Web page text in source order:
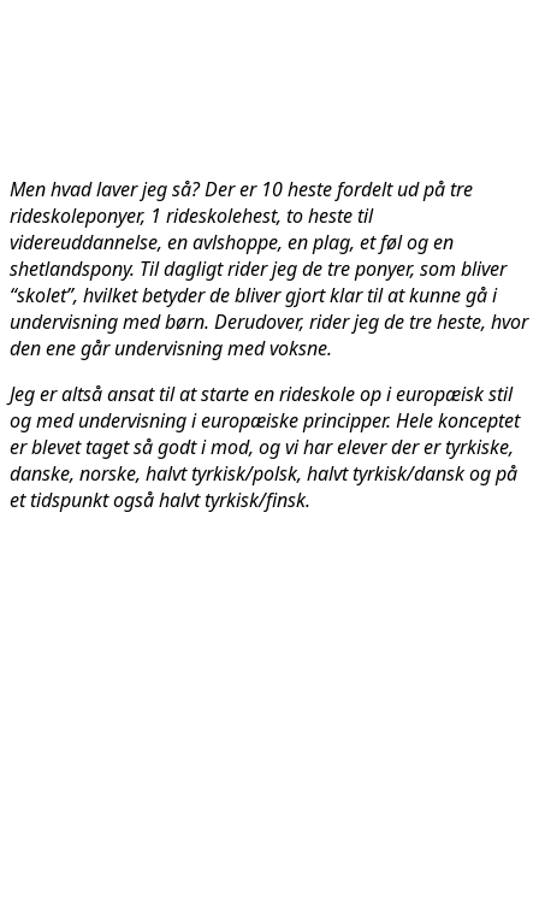
Men hvad laver jeg så? Der er 10 heste fordelt ud på tre
rideskoleponyer, 1 rideskolehest, to heste til
videreuddannelse, en avlshoppe, en plag, et føl og en
shetlandspony. Til dagligt rider jeg de tre ponyer, som bliver
“skolet”, hvilket betyder de bliver gjort klar til at kunne gå i
undervisning med børn. Derudover, rider jeg de tre heste, hvor
den ene går undervisning med voksne.
Jeg er altså ansat til at starte en rideskole op i europæisk stil
og med undervisning i europæiske principper. Hele konceptet
er blevet taget så godt i mod, og vi har elever der er tyrkiske,
danske, norske, halvt tyrkisk/polsk, halvt tyrkisk/dansk og på
et tidspunkt også halvt tyrkisk/finsk.